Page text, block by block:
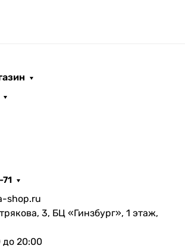
71
shop.ru
3, БЦ «Гинзбург», 1 этаж,
до 20:00